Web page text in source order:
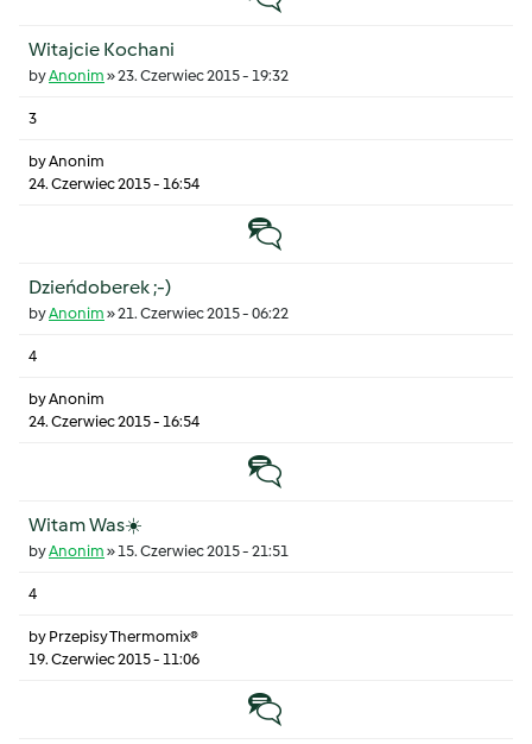
Witajcie Kochani
byAnonim »23. Czerwiec 2015 - 19:32
3
byAnonim
24. Czerwiec 2015 - 16:54
Temat zwyczajny
Dzieńdoberek ;-)
byAnonim »21. Czerwiec 2015 - 06:22
4
byAnonim
24. Czerwiec 2015 - 16:54
Temat zwyczajny
Witam Was☀️
byAnonim »15. Czerwiec 2015 - 21:51
4
by Przepisy Thermomix®
19. Czerwiec 2015 - 11:06
Temat zwyczajny